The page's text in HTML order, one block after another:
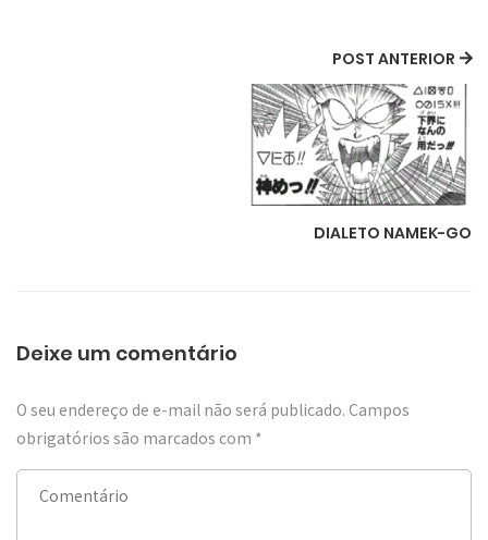
POST ANTERIOR
DIALETO NAMEK-GO
Deixe um comentário
O seu endereço de e-mail não será publicado. Campos
obrigatórios são marcados com *